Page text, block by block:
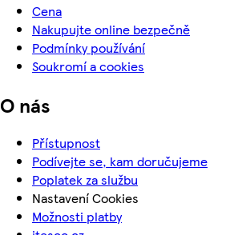
Cena
Nakupujte online bezpečně
Podmínky používání
Soukromí a cookies
O nás
Přístupnost
Podívejte se, kam doručujeme
Poplatek za službu
Nastavení Cookies
Možnosti platby